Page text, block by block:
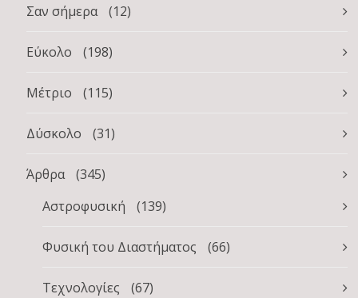
Σαν σήμερα (12)
Εύκολο (198)
Μέτριο (115)
Δύσκολο (31)
Άρθρα
(345)
Αστροφυσική
(139)
Φυσική του Διαστήματος (66)
Τεχνολογίες (67)